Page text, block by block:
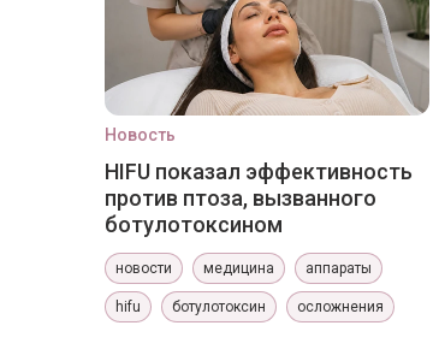
Новость
HIFU показал эффективность
против птоза, вызванного
ботулотоксином
новости медицина аппараты
hifu ботулотоксин осложнения